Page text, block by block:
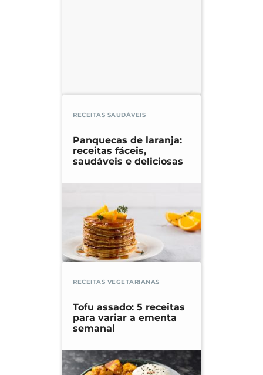
RECEITAS SAUDÁVEIS
Panquecas de laranja:
receitas fáceis,
saudáveis e deliciosas
RECEITAS VEGETARIANAS
Tofu assado: 5 receitas
para variar a ementa
semanal